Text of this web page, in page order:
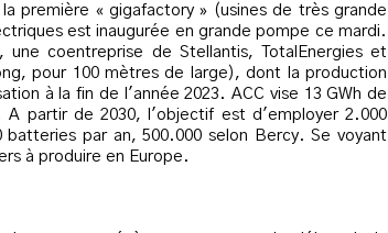
première « gigafactory » (usines de très grande
est inaugurée en grande pompe ce mardi.
coentreprise de Stellantis, TotalEnergies et
pour 100 mètres de large), dont la production
à la fin de l'année 2023. ACC vise 13 GWh de
A partir de 2030, l'objectif est d'employer 2.000
par an, 500.000 selon Bercy. Se voyant
à produire en Europe.